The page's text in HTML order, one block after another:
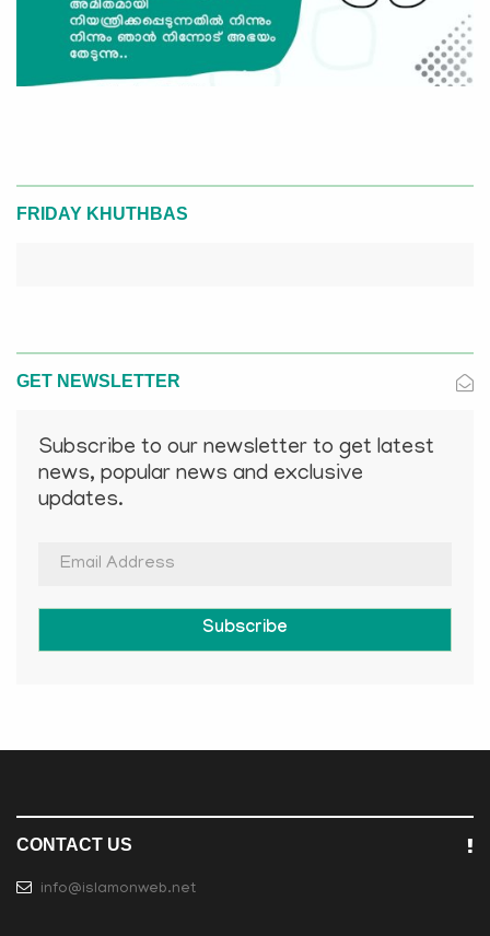
FRIDAY KHUTHBAS
GET NEWSLETTER
Subscribe to our newsletter to get latest
news, popular news and exclusive
updates.
Subscribe
CONTACT US
info@islamonweb.net